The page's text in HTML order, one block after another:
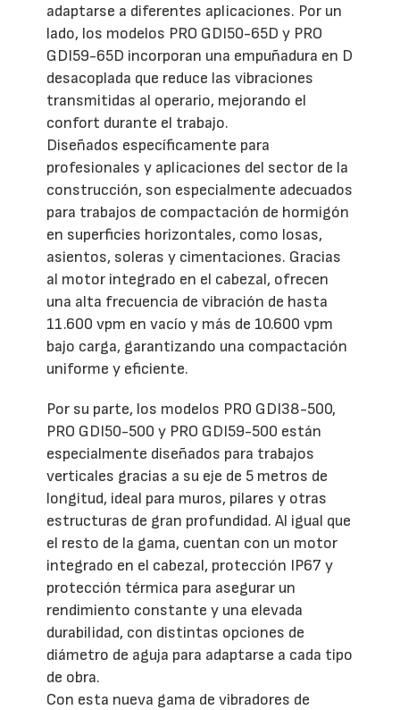
adaptarse a diferentes aplicaciones. Por un
lado, los modelos PRO GDI50-65D y PRO
GDI59-65D incorporan una empuñadura en D
desacoplada que reduce las vibraciones
transmitidas al operario, mejorando el
confort durante el trabajo.
Diseñados específicamente para
profesionales y aplicaciones del sector de la
construcción, son especialmente adecuados
para trabajos de compactación de hormigón
en superficies horizontales, como losas,
asientos, soleras y cimentaciones. Gracias
al motor integrado en el cabezal, ofrecen
una alta frecuencia de vibración de hasta
11.600 vpm en vacío y más de 10.600 vpm
bajo carga, garantizando una compactación
uniforme y eficiente.
Por su parte, los modelos PRO GDI38-500,
PRO GDI50-500 y PRO GDI59-500 están
especialmente diseñados para trabajos
verticales gracias a su eje de 5 metros de
longitud, ideal para muros, pilares y otras
estructuras de gran profundidad. Al igual que
el resto de la gama, cuentan con un motor
integrado en el cabezal, protección IP67 y
protección térmica para asegurar un
rendimiento constante y una elevada
durabilidad, con distintas opciones de
diámetro de aguja para adaptarse a cada tipo
de obra.
Con esta nueva gama de vibradores de